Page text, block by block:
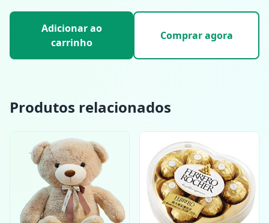
Adicionar ao
carrinho
Comprar agora
Produtos relacionados